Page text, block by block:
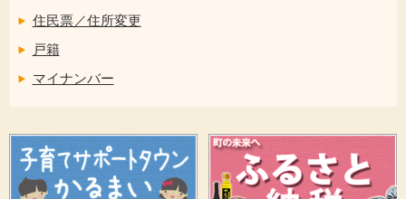
住民票／住所変更
戸籍
マイナンバー